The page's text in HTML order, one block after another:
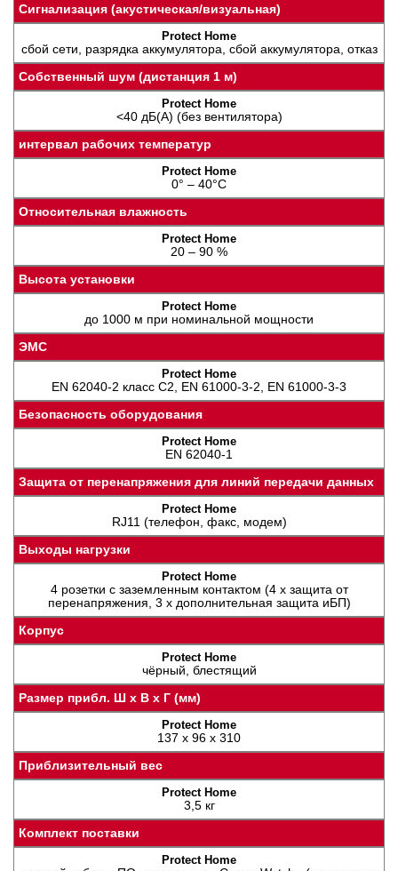
Сигнализация (акустическая/визуальная)
сбой сети, разрядка аккумулятора, сбой аккумулятора, отказ
Собственный шум (дистанция 1 м)
<40 дБ(A) (без вентилятора)
интервал рабочих температур
0° – 40°C
Относительная влажность
20 – 90 %
Высота установки
до 1000 м при номинальной мощности
ЭМС
EN 62040-2 класс C2, EN 61000-3-2, EN 61000-3-3
Безопасность оборудования
EN 62040-1
Защита от перенапряжения для линий передачи данных
RJ11 (телефон, факс, модем)
Выходы нагрузки
4 розетки с заземленным контактом (4 x защита от
перенапряжения, 3 x дополнительная защита иБП)
Корпус
чёрный, блестящий
Размер прибл. Ш x В x Г (мм)
137 x 96 x 310
Приблизительный вес
3,5 кг
Комплект поставки